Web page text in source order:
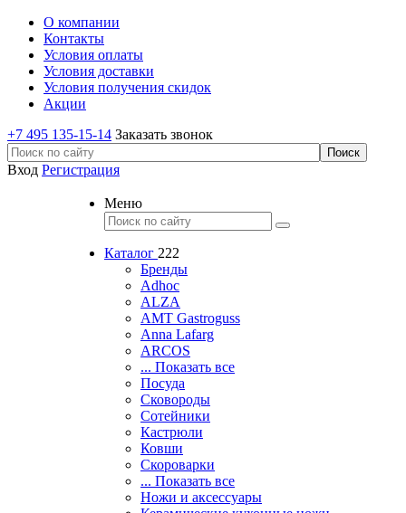
О компании
Контакты
Условия оплаты
Условия доставки
Условия получения скидок
Акции
+7 495 135-15-14 Заказать звонок
Вход Регистрация
Меню
Каталог 222
Бренды
Adhoc
ALZA
AMT Gastroguss
Anna Lafarg
ARCOS
... Показать все
Посуда
Сковороды
Сотейники
Кастрюли
Ковши
Скороварки
... Показать все
Ножи и аксессуары